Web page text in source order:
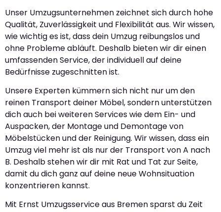
Unser Umzugsunternehmen zeichnet sich durch hohe
Qualität, Zuverlässigkeit und Flexibilität aus. Wir wissen,
wie wichtig es ist, dass dein Umzug reibungslos und
ohne Probleme abläuft. Deshalb bieten wir dir einen
umfassenden Service, der individuell auf deine
Bedürfnisse zugeschnitten ist.
Unsere Experten kümmern sich nicht nur um den
reinen Transport deiner Möbel, sondern unterstützen
dich auch bei weiteren Services wie dem Ein- und
Auspacken, der Montage und Demontage von
Möbelstücken und der Reinigung. Wir wissen, dass ein
Umzug viel mehr ist als nur der Transport von A nach
B. Deshalb stehen wir dir mit Rat und Tat zur Seite,
damit du dich ganz auf deine neue Wohnsituation
konzentrieren kannst.
Mit Ernst Umzugsservice aus Bremen sparst du Zeit